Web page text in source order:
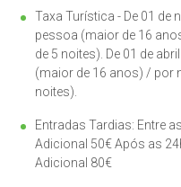
Taxa Turística - De 01 de
pessoa (maior de 16
de 5 noites). De 01 de
(maior de 16 anos) / por
noites).
Entradas Tardias: Entre
Adicional 50€ Após as
Adicional 80€